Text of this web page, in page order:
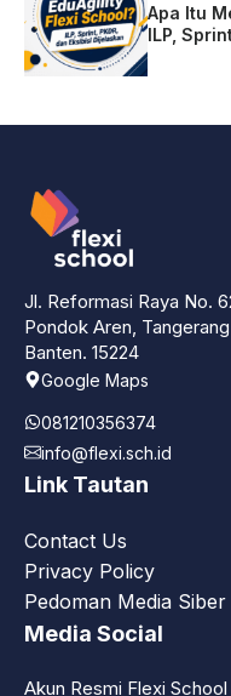
Apa Itu
ILP,
Jl. Reformasi Raya No.
Pondok Aren,
Banten. 15224
Google Maps
081210356374
info@flexi.sch.id
Link Tautan
Contact Us
Privacy Policy
Pedoman Media Siber
Media Social
Akun Resmi Flexi